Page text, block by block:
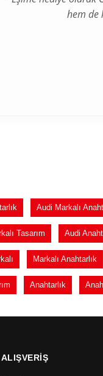
hem de
Audi Markalı
Tasarım Audi
Markalı Anahtarlık
Anahtarlık
ALIŞVERİŞ